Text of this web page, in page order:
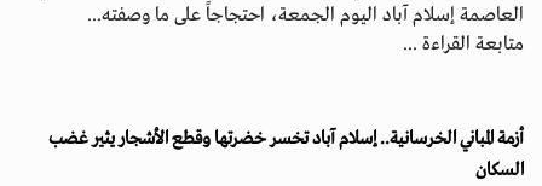
العاصمة إسلام آباد اليوم الجمعة، احتجاجاً على ما وصفته...
متابعة القراءة ...
أزمة المباني الخرسانية.. إسلام آباد تخسر خضرتها وقطع الأشجار يثير غضب
السكان